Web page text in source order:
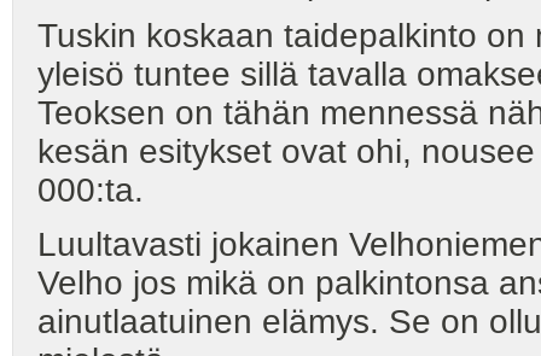
Tuskin koskaan taidepalkinto
yleisö tuntee sillä tavalla
Teoksen on tähän mennessä
kesän esitykset ovat ohi,
000:ta.
Luultavasti jokainen
Velho jos mikä on palkintonsa
ainutlaatuinen elämys. Se on